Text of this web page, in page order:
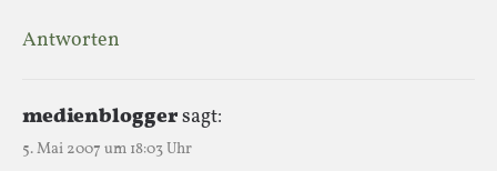
Antworten
medienbloggersagt:
5. Mai 2007 um 18:03 Uhr